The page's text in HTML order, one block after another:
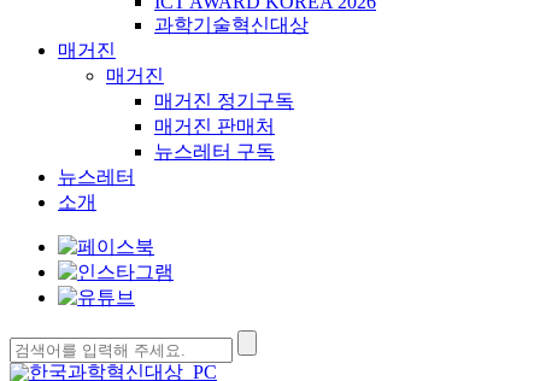
과학기술혁신대상
매거진
매거진
매거진 정기구독
매거진 판매처
뉴스레터 구독
뉴스레터
소개
검
색: